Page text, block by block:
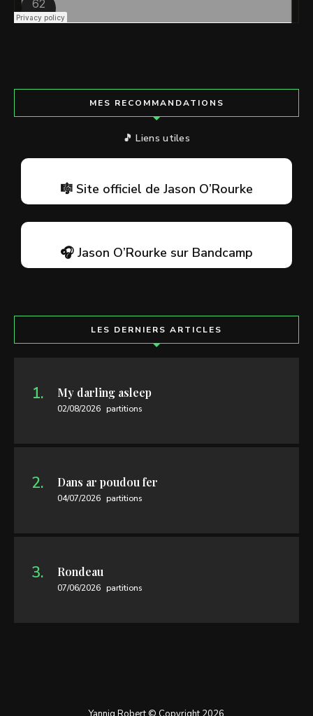
MES RECOMMANDATIONS
🎵 Liens utiles
🎼 Site officiel de Jason O’Rourke
🎧 Jason O’Rourke sur Bandcamp
LES DERNIERS ARTICLES
My darling asleep
02/08/2026 partitions
Dans ar poudou fer
04/07/2026 partitions
Rondeau
07/06/2026 partitions